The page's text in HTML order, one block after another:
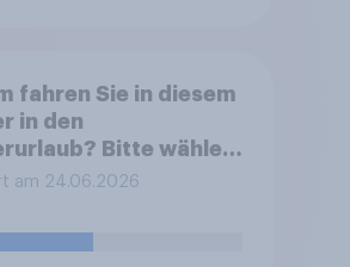
fahren Sie in diesem
in den
Bitte wählen
zutreffenden
am 24.06.2026